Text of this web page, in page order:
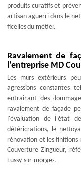
produits curatifs et
artisan aguerri dans le
ficelles du métier.
Ravalement de
l'entreprise MD
Les murs extérieurs
agressions constantes
entraînant des
ravalement de façade
l'évaluation de l'état
détériorations, le
rénovation et les finitions
Couverture Zingueur,
Lussy-sur-morges.